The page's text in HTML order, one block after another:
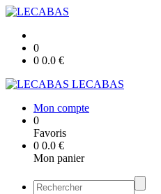
0
0 0.0 €
LECABAS
Mon compte
0
Favoris
0 0.0 €
Mon panier